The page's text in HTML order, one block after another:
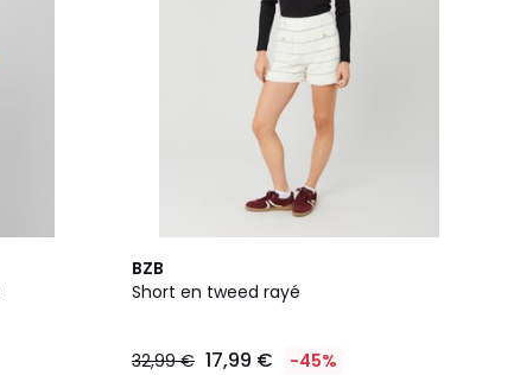
BZB
Short en tweed rayé
32,99 € 17,99 € -45%